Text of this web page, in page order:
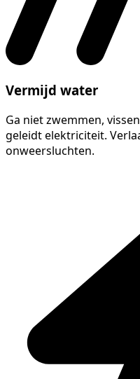
Vermijd water
Ga niet zwemmen,
geleidt elektriciteit.
onweersluchten.